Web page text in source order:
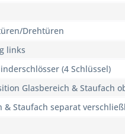
Drehtüren
links
(4 Schlüssel)
Glasbereich & Staufach
& Staufach separat